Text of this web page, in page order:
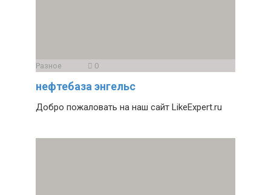
Разное 0
нефтебаза энгельс
Добро пожаловать на наш сайт LikeExpert.ru